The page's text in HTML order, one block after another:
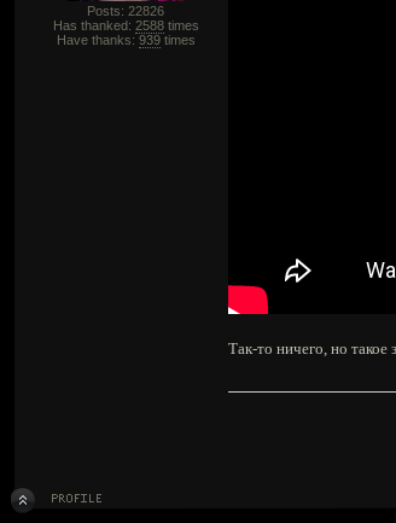
Posts: 22826
Has thanked: 2588times
Have thanks: 939times
Так-то ничего, но такое